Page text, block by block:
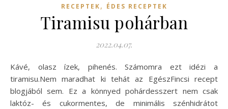
RECEPTEK, ÉDES RECEPTEK
Tiramisu pohárban
2022.04.07.
Kávé, olasz ízek, pihenés. Számomra ezt idézi a
tiramisu.Nem maradhat ki tehát az EgészFincsi recept
blogjából sem. Ez a könnyed pohárdesszert nem csak
laktóz- és cukormentes, de minimális szénhidrátot